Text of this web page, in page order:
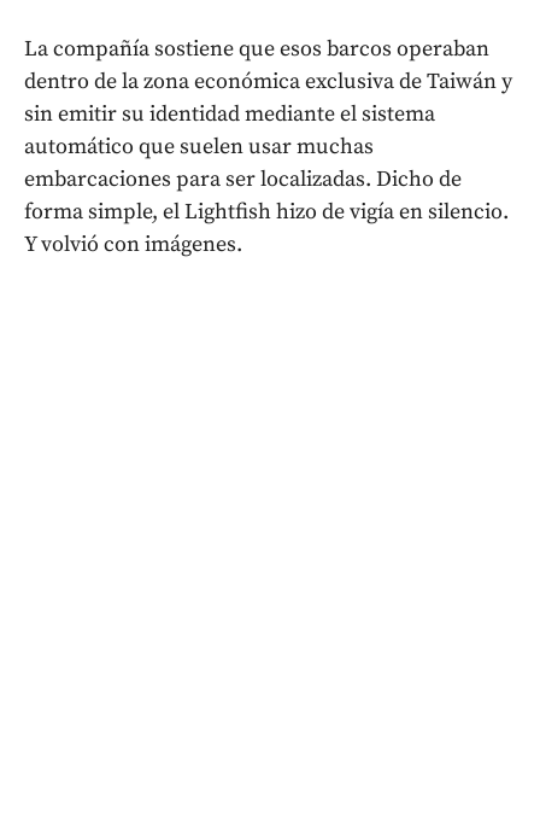
La compañía sostiene que esos barcos operaban
dentro de la zona económica exclusiva de Taiwán y
sin emitir su identidad mediante el sistema
automático que suelen usar muchas
embarcaciones para ser localizadas. Dicho de
forma simple, el Lightfish hizo de vigía en silencio.
Y volvió con imágenes.